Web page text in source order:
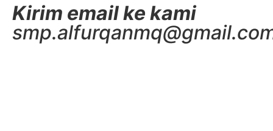
Kirim email ke kami